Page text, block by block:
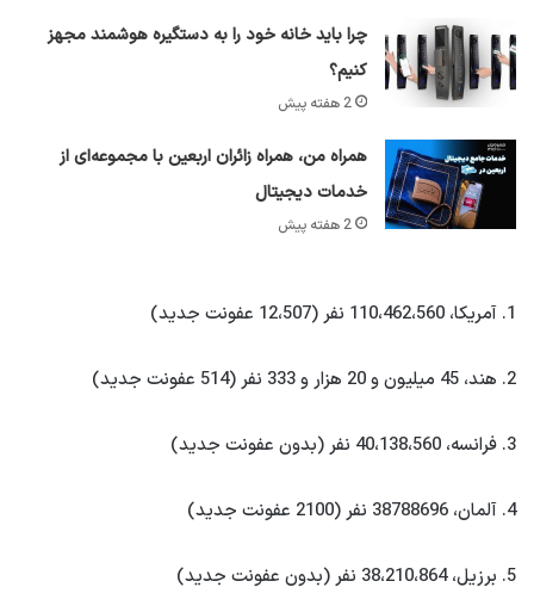
چرا باید خانه خود را به دستگیره هوشمند مجهز
کنیم؟
2 هفته پیش
همراه من، همراه زائران اربعین با مجموعه‌ای از
خدمات دیجیتال
2 هفته پیش
1. آمریکا، 110،462،560 نفر (12،507 عفونت جدید)
2. هند، 45 میلیون و 20 هزار و 333 نفر (514 عفونت جدید)
3. فرانسه، 40،138،560 نفر (بدون عفونت جدید)
4. آلمان، 38788696 نفر (2100 عفونت جدید)
5. برزیل، 38،210،864 نفر (بدون عفونت جدید)